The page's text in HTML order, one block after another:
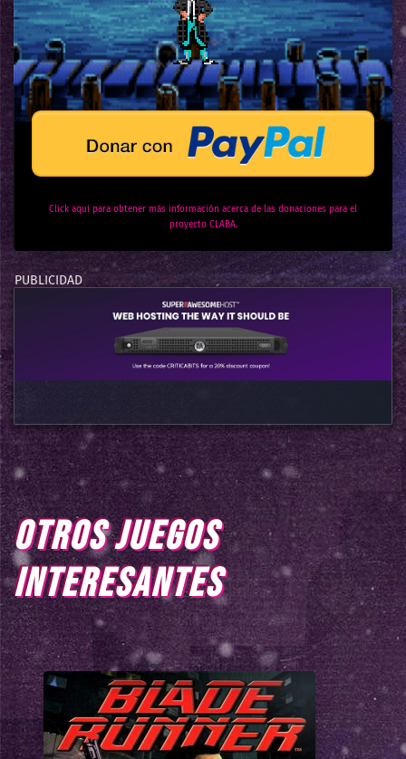
Click aquí para obtener más información acerca de las donaciones para el
proyecto CLABA.
OTROS JUEGOS
INTERESANTES